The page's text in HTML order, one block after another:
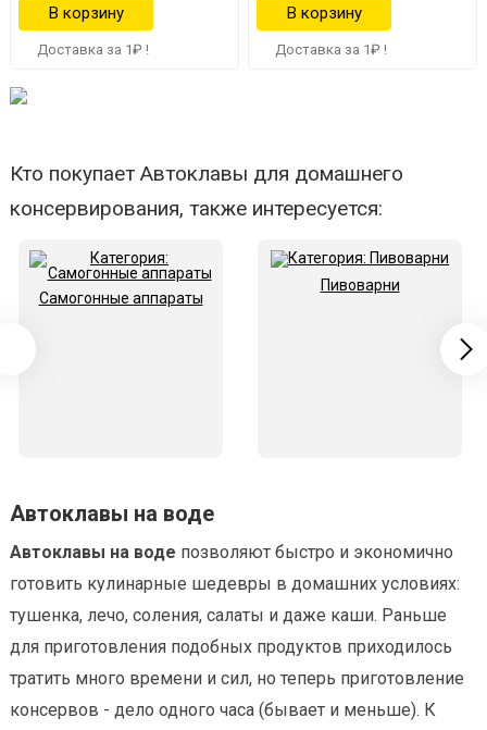
Доставка за 1₽ ! Доставка за 1₽ !
Кто покупает Автоклавы для домашнего
консервирования, также интересуется:
Самогонные аппараты
Пивоварни
Автоклавы на воде
Автоклавы на воде позволяют быстро и экономично
готовить кулинарные шедевры в домашних условиях:
тушенка, лечо, соления, салаты и даже каши. Раньше
для приготовления подобных продуктов приходилось
тратить много времени и сил, но теперь приготовление
консервов - дело одного часа (бывает и меньше). К